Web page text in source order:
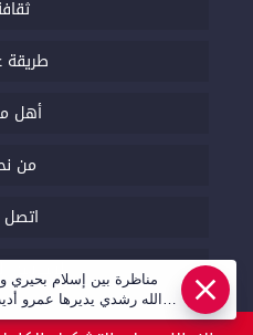
أهل
من
اتصل
السياسة
عاجل
مناظرة بين إسلام بحيري
الله رشدي يديرها عمرو
قريبا | أهل